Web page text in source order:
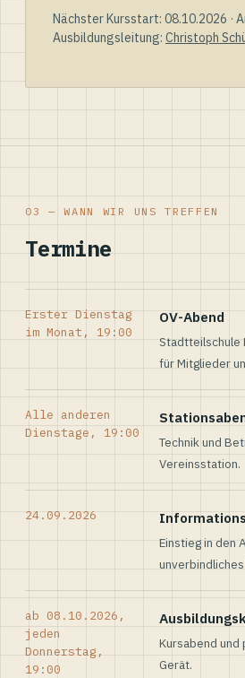
Nächster Kursstart: 08.10.2026 ·
Ausbildungsleitung: Christoph
03 — WANN WIR UNS TREFFEN
Termine
Erster Dienstag
im Monat, 19:00
OV-Abend
Stadtteilschule
für Mitglieder
Alle anderen
Dienstage, 19:00
Technik und
Vereinsstation.
24.09.2026
Einstieg in den
ab 08.10.2026,
jeden
Donnerstag,
19:00
Kursabend
Gerät.